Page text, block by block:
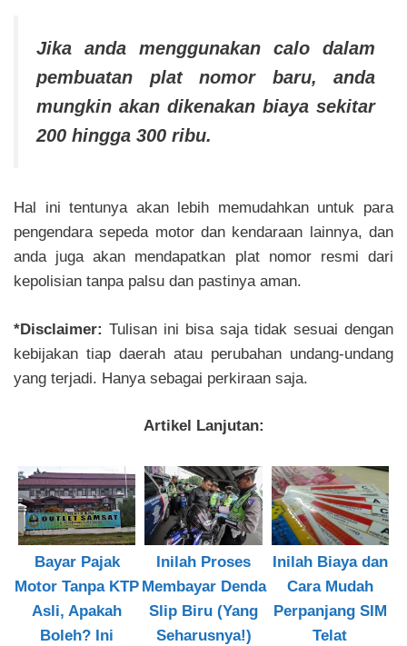
Jika anda menggunakan calo dalam
pembuatan plat nomor baru, anda
mungkin akan dikenakan biaya sekitar
200 hingga 300 ribu.
Hal ini tentunya akan lebih memudahkan untuk para
pengendara sepeda motor dan kendaraan lainnya, dan
anda juga akan mendapatkan plat nomor resmi dari
kepolisian tanpa palsu dan pastinya aman.
*Disclaimer: Tulisan ini bisa saja tidak sesuai dengan
kebijakan tiap daerah atau perubahan undang-undang
yang terjadi. Hanya sebagai perkiraan saja.
Artikel Lanjutan:
Bayar Pajak
Motor Tanpa KTP
Asli, Apakah
Boleh? Ini
Inilah Proses
Membayar Denda
Slip Biru (Yang
Seharusnya!)
Inilah Biaya dan
Cara Mudah
Perpanjang SIM
Telat